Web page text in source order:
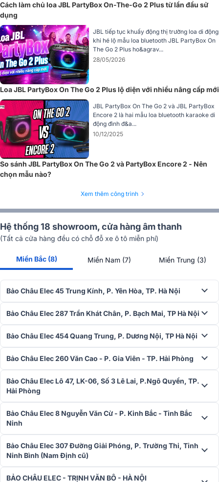
Mặt trước của loa được bảo vệ bằng ê-căng thép cứng cáp với 2
tông màu trắng hoặc đen giúp hạn chế tác động từ va chạm và bảo
vệ hệ thống củ loa bên trong. Phía trên là bảng điều khiển trực quan
với các nút chức năng được bố trí khoa học, giúp thao tác nhanh và
dễ sử dụng. Bên dưới, bốn chân đế cao su giúp loa đứng vững trên
nhiều bề mặt, đồng thời giảm rung và tăng độ ổn định khi hoạt động
ở mức âm lượng lớn.
Cấu hình 1 loa trầm 5,25 inch và 2 loa tweeter vòm
0,75 inch
JBL PartyBox On The Go 2 Plus sử dụng cấu hình 1 loa trầm đường
kính 13,3 cm và 2 loa tweeter vòm đường kính 1,9 cm. Đây là cấu
hình được tối ưu cho một mẫu loa di động xách tay, giúp âm thanh
vừa có lực bass tốt, vừa giữ được độ sáng và độ rõ cần thiết ở dải
cao.
Loa trầm 13.3cm
Củ loa trầm 13.3cm đảm nhiệm phần năng lượng chính của âm
thanh. Tiếng bass có độ chắc, gọn và giàu nhịp điệu, phù hợp với
các thể loại nhạc trẻ, remix, dance, pop, EDM hoặc những bản nhạc
cần không khí sôi động. Với nhu cầu sử dụng trong phòng khách,
sân vườn, sân thượng hoặc tiệc nhóm nhỏ, dải trầm của loa đủ tạo
cảm giác hào hứng mà không cần phối ghép thêm loa sub rời.
Cách làm chủ loa JBL PartyBox On-The-Go 2 Plus từ lần đầu sử
dụng
JBL tiếp tục khuấy động thị trường loa di động
khi hé lộ mẫu loa bluetooth JBL PartyBox On
The Go 2 Plus ho&agrav...
28/05/2026
Loa JBL PartyBox On The Go 2 Plus lộ diện với nhiều nâng cấp mới
JBL PartyBox On The Go 2 và JBL PartyBox
Encore 2 là hai mẫu loa bluetooth karaoke di
động đình đ&a...
10/12/2025
So sánh JBL PartyBox On The Go 2 và PartyBox Encore 2 - Nên
chọn mẫu nào?
Xem thêm công trình
Hệ thống 18 showroom, cửa hàng âm thanh
(Tất cả cửa hàng đều có chỗ đỗ xe ô tô miễn phí)
Miền Bắc (8) Miền Nam (7) Miền Trung (3)
Bảo Châu Elec 45 Trung Kính, P. Yên Hòa, TP. Hà Nội
Bảo Châu Elec 287 Trần Khát Chân, P. Bạch Mai, TP Hà Nội
Bảo Châu Elec 454 Quang Trung, P. Dương Nội, TP Hà Nội
Bảo Châu Elec 260 Văn Cao - P. Gia Viên - TP. Hải Phòng
Bảo Châu Elec Lô 47, LK-06, Số 3 Lê Lai, P.Ngô Quyền, TP.
Hải Phòng
Bảo Châu Elec 8 Nguyễn Văn Cừ - P. Kinh Bắc - Tỉnh Bắc
Ninh
Bảo Châu Elec 307 Đường Giải Phóng, P. Trường Thi, Tỉnh
Ninh Bình (Nam Định cũ)
BẢO CHÂU ELEC - TRỊNH VĂN BÔ - HÀ NỘI